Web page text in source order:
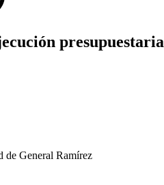
presupuestaria
de General Ramírez